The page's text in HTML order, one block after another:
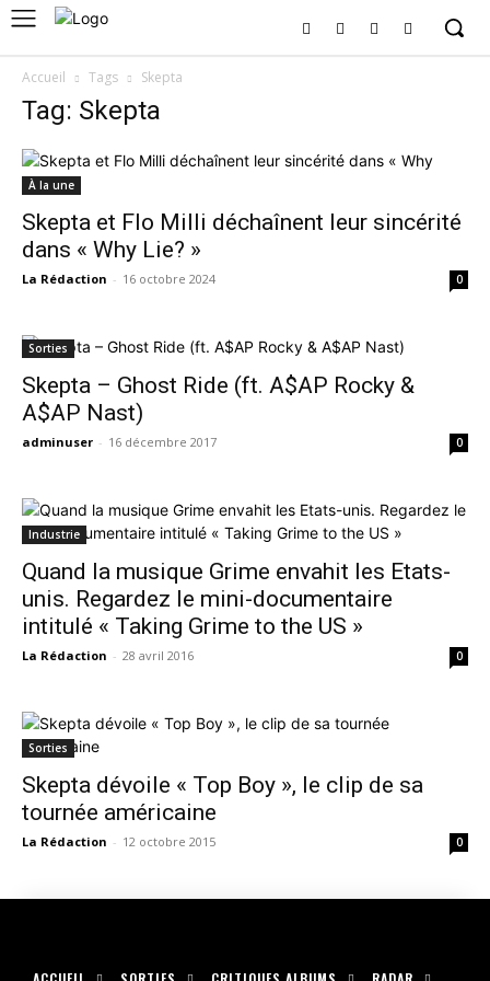
Accueil Tags Skepta
Tag: Skepta
À la une
Skepta et Flo Milli déchaînent leur sincérité
dans « Why Lie? »
La Rédaction - 16 octobre 2024 0
Sorties
Skepta – Ghost Ride (ft. A$AP Rocky &
A$AP Nast)
adminuser - 16 décembre 2017 0
Industrie
Quand la musique Grime envahit les Etats-
unis. Regardez le mini-documentaire
intitulé « Taking Grime to the US »
La Rédaction - 28 avril 2016 0
Sorties
Skepta dévoile « Top Boy », le clip de sa
tournée américaine
La Rédaction - 12 octobre 2015 0